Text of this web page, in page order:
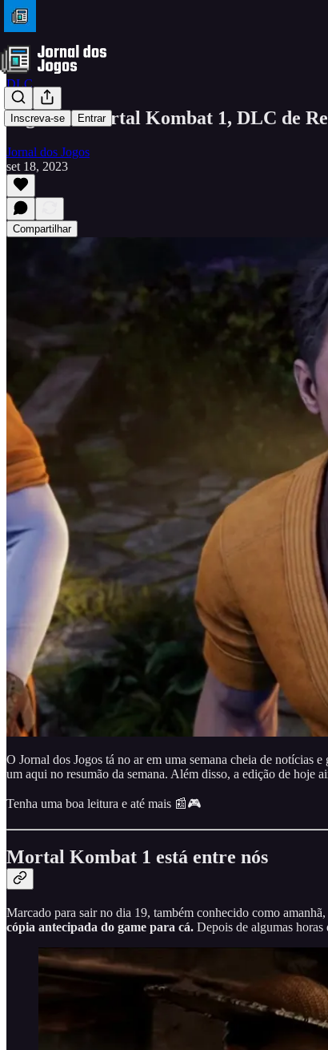
Inscreva-se Entrar
DLC
Jogamos Mortal Kombat 1, DLC de
Jornal dos Jogos
set 18, 2023
Compartilhar
O Jornal dos Jogos tá no ar em uma semana cheia de notícias
um aqui no resumão da semana. Além disso, a edição de hoje
Tenha uma boa leitura e até mais 📰🎮
Mortal Kombat 1 está entre nós
Marcado para sair no dia 19, também conhecido como
cópia antecipada do game para cá. Depois de algumas horas